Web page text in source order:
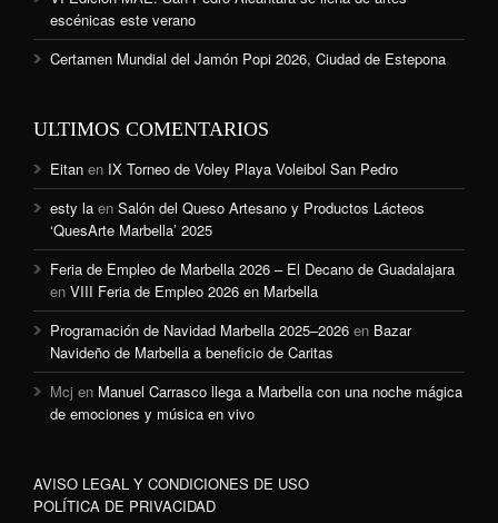
escénicas este verano
Certamen Mundial del Jamón Popi 2026, Ciudad de Estepona
ULTIMOS COMENTARIOS
Eitan en IX Torneo de Voley Playa Voleibol San Pedro
esty la en Salón del Queso Artesano y Productos Lácteos
‘QuesArte Marbella’ 2025
Feria de Empleo de Marbella 2026 – El Decano de Guadalajara
en VIII Feria de Empleo 2026 en Marbella
Programación de Navidad Marbella 2025–2026 en Bazar
Navideño de Marbella a beneficio de Caritas
Mcj en Manuel Carrasco llega a Marbella con una noche mágica
de emociones y música en vivo
AVISO LEGAL Y CONDICIONES DE USO
POLÍTICA DE PRIVACIDAD